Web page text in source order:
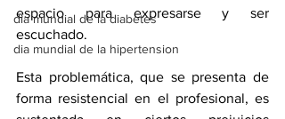
dia mundial de la diabetes
dia mundial de la hipertension
espacio para expresarse y ser
escuchado.
Esta problemática, que se presenta de
forma resistencial en el profesional, es